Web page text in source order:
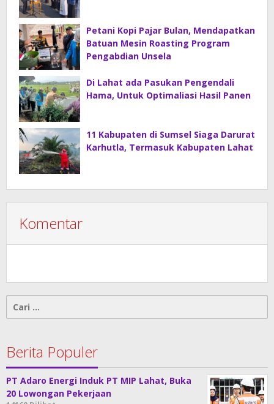
Petani Kopi Pajar Bulan, Mendapatkan
Batuan Mesin Roasting Program
Pengabdian Unsela
Di Lahat ada Pasukan Pengendali
Hama, Untuk Optimaliasi Hasil Panen
11 Kabupaten di Sumsel Siaga Darurat
Karhutla, Termasuk Kabupaten Lahat
Komentar
Cari
Berita Populer
PT Adaro Energi Induk PT MIP Lahat, Buka
20 Lowongan Pekerjaan